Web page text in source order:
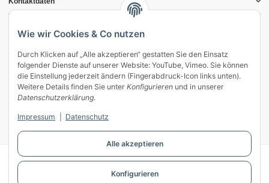
Alle akzeptieren
Konfigurieren
Wie wir Cookies & Co nutzen
Durch Klicken auf „Alle akzeptieren“ gestatten Sie den Einsatz
folgender Dienste auf unserer Website: YouTube, Vimeo. Sie können
die Einstellung jederzeit ändern (Fingerabdruck-Icon links unten).
Weitere Details finden Sie unter Konfigurieren und in unserer
Datenschutzerklärung.
Impressum Datenschutz
Informationen
Gesetzliche Informationen
Vertrag widerrufen
Zahlung & Versand
Mein Kundenkonto
Streitschlichtung
Unsere Herstellermarken
Powered byJTL-Shop